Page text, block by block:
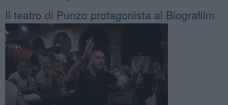
Il teatro di Punzo protagonista al Biografilm